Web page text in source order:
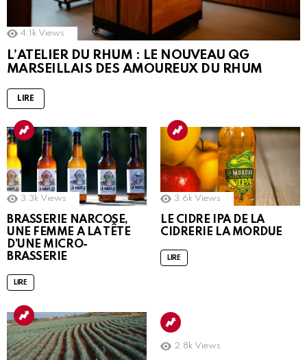
4.1k Views
L’ATELIER DU RHUM : LE NOUVEAU QG
MARSEILLAIS DES AMOUREUX DU RHUM
LIRE
3.3k Views
BRASSERIE NARCOSE,
UNE FEMME A LA TÊTE
D’UNE MICRO-
BRASSERIE
LIRE
3.6k Views
LE CIDRE IPA DE LA
CIDRERIE LA MORDUE
LIRE
2.8k Views